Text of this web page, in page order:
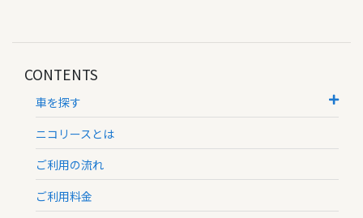
CONTENTS
車を探す
ニコリースとは
ご利用の流れ
ご利用料金